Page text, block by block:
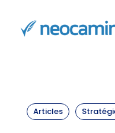
Articles